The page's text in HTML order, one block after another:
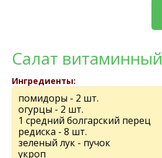
Cалат витаминный
Ингредиенты:
помидоры - 2 шт.
огурцы - 2 шт.
1 средний болгарский перец
редиска - 8 шт.
зеленый лук - пучок
укроп